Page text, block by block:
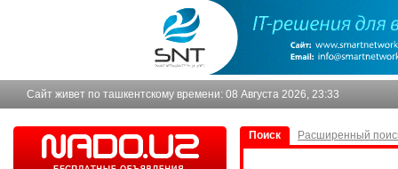
Сайт живет по ташкентскому времени: 08 Августа 2026, 23:33
Поиск Расширенный